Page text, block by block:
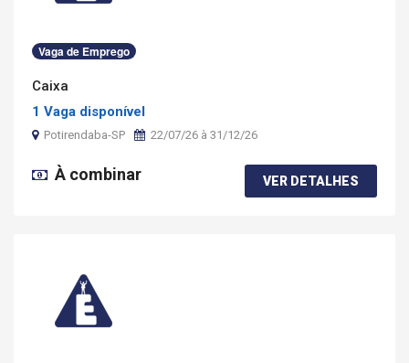
Vaga de Emprego
Caixa
1 Vaga disponível
Potirendaba-SP 22/07/26 à 31/12/26
À combinar VER DETALHES